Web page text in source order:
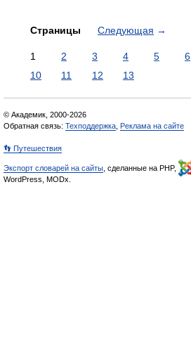
Страницы Следующая →
1 2 3 4 5 6
10
11 12 13
© Академик, 2000-2026
Обратная связь: Техподдержка Реклама на сайте
👣 Путешествия
Экспорт словарей на сайты , сделанные на PHP,
WordPress, MODx.